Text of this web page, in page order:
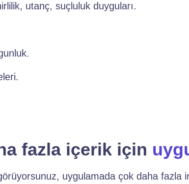
utanç, suçluluk duyguları.
fazla içerik için
uygulamada çok daha fazla